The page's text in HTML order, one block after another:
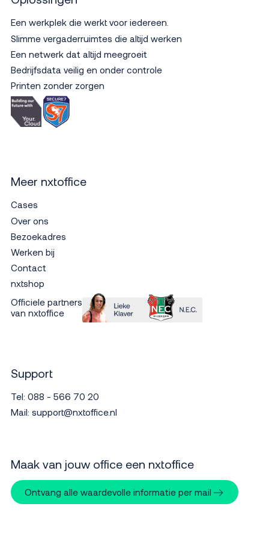
Een werkplek die werkt voor iedereen.
Slimme vergaderruimtes die altijd werken
Een netwerk dat altijd meegroeit
Bedrijfsdata veilig en onder controle
Printen zonder zorgen
Meer nxtoffice
Cases
Over ons
Bezoekadres
Werken bij
Contact
nxtshop
Officiele partners
van nxtoffice
Support
Tel:088 - 566 70 20
Mail:support@nxtoffice.nl
Maak van jouw office een nxtoffice
Ontvang alle waardevolle informatie per mail